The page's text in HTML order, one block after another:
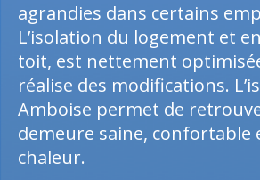
agrandies dans certains
L’isolation du logement et
toit, est nettement
réalise des modifications.
Amboise permet de
demeure saine, confortable
chaleur.